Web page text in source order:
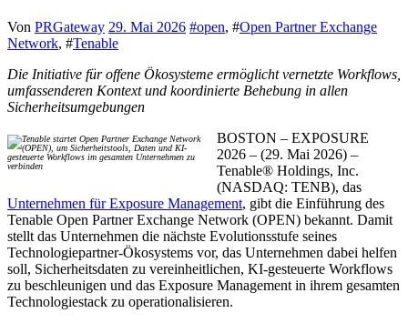
Von PRGateway 29. Mai 2026 #open, #Open Partner Exchange
Network, #Tenable
Die Initiative für offene Ökosysteme ermöglicht vernetzte Workflows,
umfassenderen Kontext und koordinierte Behebung in allen
Sicherheitsumgebungen
BOSTON – EXPOSURE
2026 – (29. Mai 2026) –
Tenable® Holdings, Inc.
(NASDAQ: TENB), das
Unternehmen für Exposure Management, gibt die Einführung des
Tenable Open Partner Exchange Network (OPEN) bekannt. Damit
stellt das Unternehmen die nächste Evolutionsstufe seines
Technologiepartner-Ökosystems vor, das Unternehmen dabei helfen
soll, Sicherheitsdaten zu vereinheitlichen, KI-gesteuerte Workflows
zu beschleunigen und das Exposure Management in ihrem gesamten
Technologiestack zu operationalisieren.